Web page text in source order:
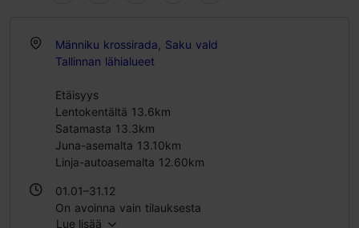
Männiku krossirada, Saku vald
Tallinnan lähialueet
Etäisyys
Lentokentältä 13.6km
Satamasta 13.3km
Juna-asemalta 13.10km
Linja-autoasemalta 12.60km
01.01–31.12
On avoinna vain tilauksesta
Lue lisää